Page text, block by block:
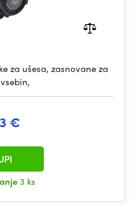
za ušesa, zasnovane za
€
3 ks